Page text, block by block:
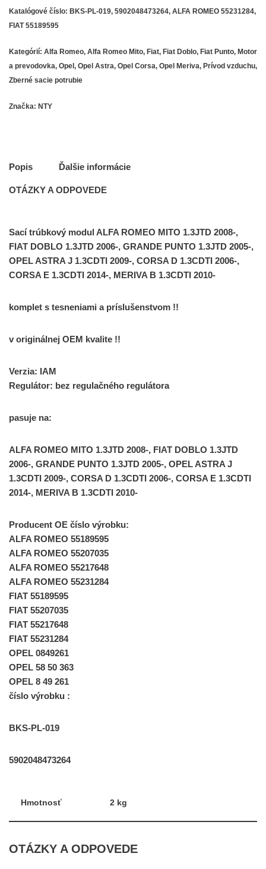
Katalógové číslo: BKS-PL-019, 5902048473264, ALFA ROMEO 55231284,
FIAT 55189595
Kategórií: Alfa Romeo, Alfa Romeo Mito, Fiat, Fiat Doblo, Fiat Punto, Motor
a prevodovka, Opel , Opel Astra, Opel Corsa, Opel Meriva, Prívod vzduchu,
Zberné sacie potrubie
Značka: NTY
Popis Ďalšie informácie
OTÁZKY A ODPOVEDE
Sací trúbkový modul ALFA ROMEO MITO 1.3JTD 2008-,
FIAT DOBLO 1.3JTD 2006-, GRANDE PUNTO 1.3JTD 2005-,
OPEL ASTRA J 1.3CDTI 2009-, CORSA D 1.3CDTI 2006-,
CORSA E 1.3CDTI 2014-, MERIVA B 1.3CDTI 2010-
komplet s tesneniami a príslušenstvom !!
v originálnej OEM kvalite !!
Verzia: IAM
Regulátor: bez regulačného regulátora
pasuje na:
ALFA ROMEO MITO 1.3JTD 2008-, FIAT DOBLO 1.3JTD
2006-, GRANDE PUNTO 1.3JTD 2005-, OPEL ASTRA J
1.3CDTI 2009-, CORSA D 1.3CDTI 2006-, CORSA E 1.3CDTI
2014-, MERIVA B 1.3CDTI 2010-
Producent OE číslo výrobku:
ALFA ROMEO 55189595
ALFA ROMEO 55207035
ALFA ROMEO 55217648
ALFA ROMEO 55231284
FIAT 55189595
FIAT 55207035
FIAT 55217648
FIAT 55231284
OPEL 0849261
OPEL 58 50 363
OPEL 8 49 261
číslo výrobku :
BKS-PL-019
5902048473264
Hmotnosť 2 kg
OTÁZKY A ODPOVEDE